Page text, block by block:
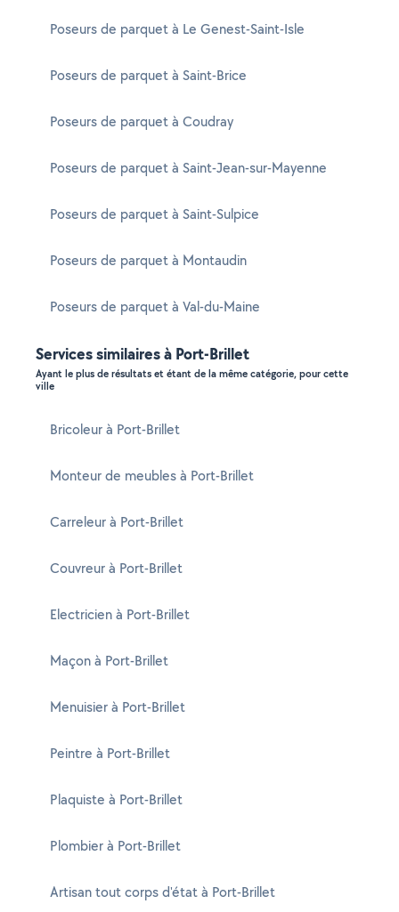
Poseurs de parquet à Le Genest-Saint-Isle
Poseurs de parquet à Saint-Brice
Poseurs de parquet à Coudray
Poseurs de parquet à Saint-Jean-sur-Mayenne
Poseurs de parquet à Saint-Sulpice
Poseurs de parquet à Montaudin
Poseurs de parquet à Val-du-Maine
Services similaires à Port-Brillet
Ayant le plus de résultats et étant de la même catégorie, pour cette
ville
Bricoleur à Port-Brillet
Monteur de meubles à Port-Brillet
Carreleur à Port-Brillet
Couvreur à Port-Brillet
Electricien à Port-Brillet
Maçon à Port-Brillet
Menuisier à Port-Brillet
Peintre à Port-Brillet
Plaquiste à Port-Brillet
Plombier à Port-Brillet
Artisan tout corps d'état à Port-Brillet